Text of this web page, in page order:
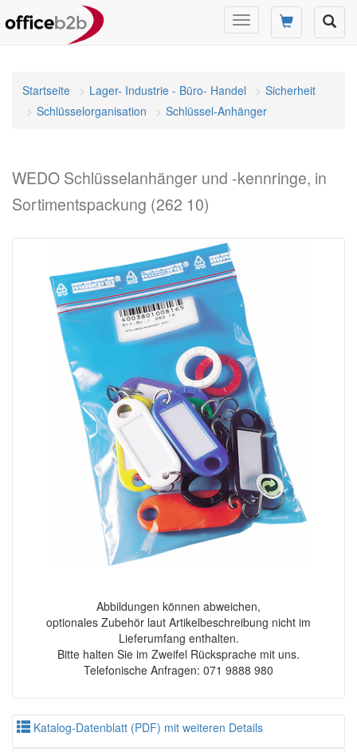
Navigation
umschalten
Startseite Lager- Industrie - Büro- Handel
Sicherheit
Schlüsselorganisation
Schlüssel-Anhänger
WEDO Schlüsselanhänger und -kennringe, in
Sortimentspackung (262 10)
Abbildungen können abweichen,
optionales Zubehör laut Artikelbeschreibung nicht im
Lieferumfang enthalten.
Bitte halten Sie im Zweifel Rücksprache mit uns.
Telefonische Anfragen: 071 9888 980
Katalog-Datenblatt (PDF) mit weiteren Details